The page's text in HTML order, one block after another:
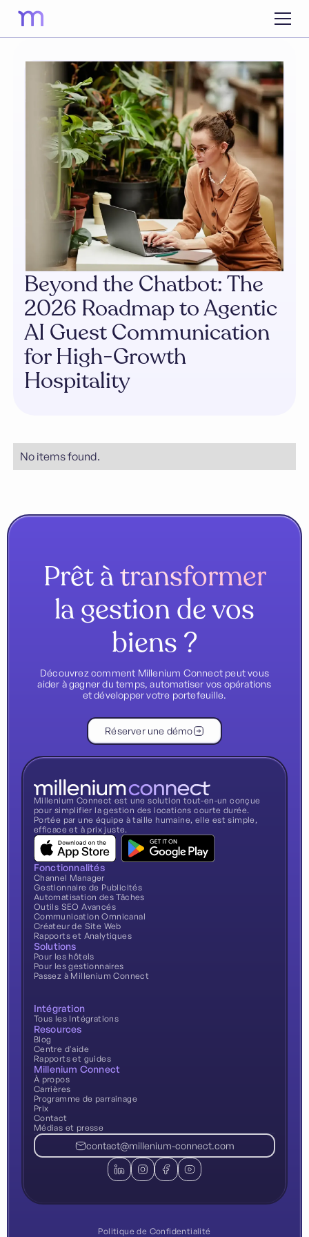
Beyond the Chatbot: The
2026 Roadmap to Agentic
AI Guest Communication
for High-Growth
Hospitality
No items found.
Prêt àtransformer
la gestion de vos
biens ?
Découvrez comment Millenium Connect peut vous
aider à gagner du temps, automatiser vos opérations
et développer votre portefeuille.
Réserver une démo
Millenium Connect est une solution tout-en-un conçue
pour simplifier la gestion des locations courte durée.
Portée par une équipe à taille humaine, elle est simple,
efficace et à prix juste.
Fonctionnalités
Channel Manager
Gestionnaire de Publicités
Automatisation des Tâches
Outils SEO Avancés
Communication Omnicanal
Créateur de Site Web
Rapports et Analytiques
Solutions
Pour les hôtels
Pour les gestionnaires
Passez à Millenium Connect
Intégration
Tous les Intégrations
Resources
Blog
Centre d'aide
Rapports et guides
Millenium Connect
À propos
Carrières
Programme de parrainage
Prix
Contact
Médias et presse
contact@millenium-connect.com
Politique de Confidentialité